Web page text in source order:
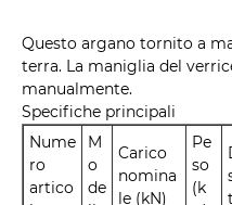
Questo argano tornito a
terra. La maniglia del
manualmente.
Specifiche principali
Nume
ro
artico
M
o
de
Carico
nomina
le (kN)
Pe
so
(k